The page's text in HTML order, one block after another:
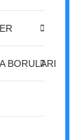
BORULARI